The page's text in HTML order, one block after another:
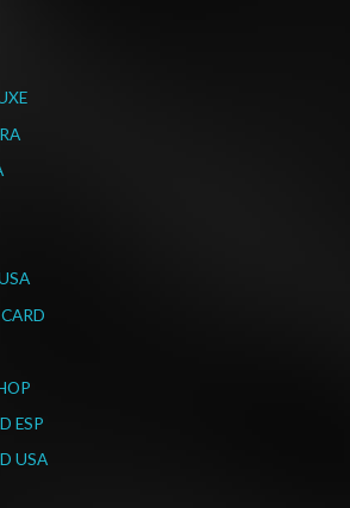
ESP
USA